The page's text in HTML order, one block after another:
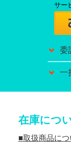
サー
委
一
在庫につ
取扱商品につ